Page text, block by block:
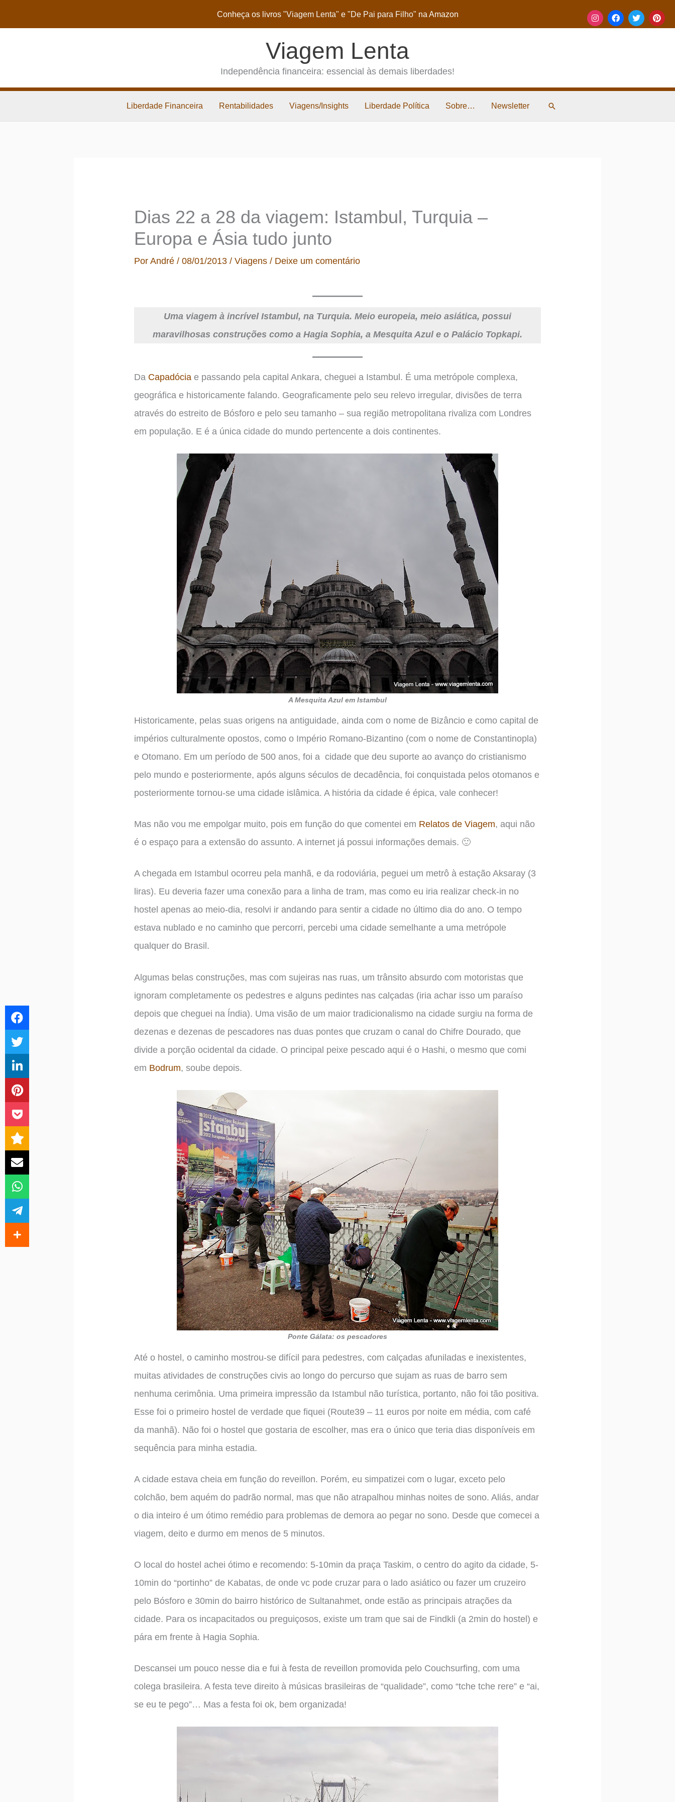
Conheça os livros "Viagem Lenta" e "De Pai para Filho" na Amazon
Viagem Lenta
Independência financeira: essencial às demais liberdades!
Liberdade Financeira Rentabilidades Viagens/Insights Liberdade Política Sobre… Newsletter Pesquisar
Dias 22 a 28 da viagem: Istambul, Turquia –
Europa e Ásia tudo junto
PorAndré/08/01/2013/Viagens / Deixe um comentário
Uma viagem à incrível Istambul, na Turquia. Meio europeia, meio asiática, possui
maravilhosas construções como a Hagia Sophia, a Mesquita Azul e o Palácio Topkapi.
Da Capadócia e passando pela capital Ankara, cheguei a Istambul. É uma metrópole complexa,
geográfica e historicamente falando. Geograficamente pelo seu relevo irregular, divisões de terra
através do estreito de Bósforo e pelo seu tamanho – sua região metropolitana rivaliza com Londres
em população. E é a única cidade do mundo pertencente a dois continentes.
A Mesquita Azul em Istambul
Historicamente, pelas suas origens na antiguidade, ainda com o nome de Bizâncio e como capital de
impérios culturalmente opostos, como o Império Romano-Bizantino (com o nome de Constantinopla)
e Otomano. Em um período de 500 anos, foi a cidade que deu suporte ao avanço do cristianismo
pelo mundo e posteriormente, após alguns séculos de decadência, foi conquistada pelos otomanos e
posteriormente tornou-se uma cidade islâmica. A história da cidade é épica, vale conhecer!
Mas não vou me empolgar muito, pois em função do que comentei em Relatos de Viagem, aqui não
é o espaço para a extensão do assunto. A internet já possui informações demais. 🙂
A chegada em Istambul ocorreu pela manhã, e da rodoviária, peguei um metrô à estação Aksaray (3
liras). Eu deveria fazer uma conexão para a linha de tram, mas como eu iria realizar check-in no
hostel apenas ao meio-dia, resolvi ir andando para sentir a cidade no último dia do ano. O tempo
estava nublado e no caminho que percorri, percebi uma cidade semelhante a uma metrópole
qualquer do Brasil.
Algumas belas construções, mas com sujeiras nas ruas, um trânsito absurdo com motoristas que
ignoram completamente os pedestres e alguns pedintes nas calçadas (iria achar isso um paraíso
depois que cheguei na Índia). Uma visão de um maior tradicionalismo na cidade surgiu na forma de
dezenas e dezenas de pescadores nas duas pontes que cruzam o canal do Chifre Dourado, que
divide a porção ocidental da cidade. O principal peixe pescado aqui é o Hashi, o mesmo que comi
em Bodrum, soube depois.
Ponte Gálata: os pescadores
Até o hostel, o caminho mostrou-se difícil para pedestres, com calçadas afuniladas e inexistentes,
muitas atividades de construções civis ao longo do percurso que sujam as ruas de barro sem
nenhuma cerimônia. Uma primeira impressão da Istambul não turística, portanto, não foi tão positiva.
Esse foi o primeiro hostel de verdade que fiquei (Route39 – 11 euros por noite em média, com café
da manhã). Não foi o hostel que gostaria de escolher, mas era o único que teria dias disponíveis em
sequência para minha estadia.
A cidade estava cheia em função do reveillon. Porém, eu simpatizei com o lugar, exceto pelo
colchão, bem aquém do padrão normal, mas que não atrapalhou minhas noites de sono. Aliás, andar
o dia inteiro é um ótimo remédio para problemas de demora ao pegar no sono. Desde que comecei a
viagem, deito e durmo em menos de 5 minutos.
O local do hostel achei ótimo e recomendo: 5-10min da praça Taskim, o centro do agito da cidade, 5-
10min do “portinho” de Kabatas, de onde vc pode cruzar para o lado asiático ou fazer um cruzeiro
pelo Bósforo e 30min do bairro histórico de Sultanahmet, onde estão as principais atrações da
cidade. Para os incapacitados ou preguiçosos, existe um tram que sai de Findkli (a 2min do hostel) e
pára em frente à Hagia Sophia.
Descansei um pouco nesse dia e fui à festa de reveillon promovida pelo Couchsurfing, com uma
colega brasileira. A festa teve direito à músicas brasileiras de “qualidade”, como “tche tche rere” e “ai,
se eu te pego”… Mas a festa foi ok, bem organizada!